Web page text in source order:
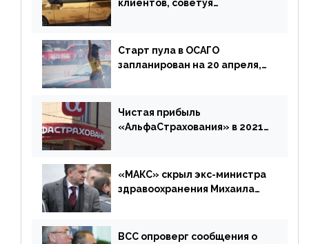
клиентов, советуя
Старт пула в ОСАГО
запланирован на 20 апреля,
дублировать [дополнено]
Чистая прибыль
«АльфаСтрахования» в 2021
«МАКС» скрыл экс-министра
здравоохранения Михаила
ВСС опроверг сообщения о